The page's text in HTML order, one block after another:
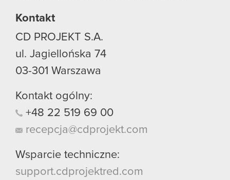
Kontakt
CD PROJEKT S.A.
ul. Jagiellońska 74
03-301 Warszawa
Kontakt ogólny:
+48 22 519 69 00
recepcja@cdprojekt.com
Wsparcie techniczne:
support.cdprojektred.com